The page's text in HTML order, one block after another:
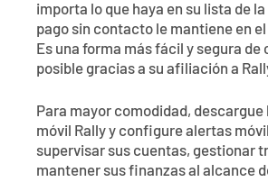
importa lo que haya en su lista de la
pago sin contacto le mantiene en
Es una forma más fácil y segura de
posible gracias a su afiliación a
Para mayor comodidad,
móvil Rally y configure alertas
supervisar sus cuentas, gestionar
mantener sus finanzas al alcance